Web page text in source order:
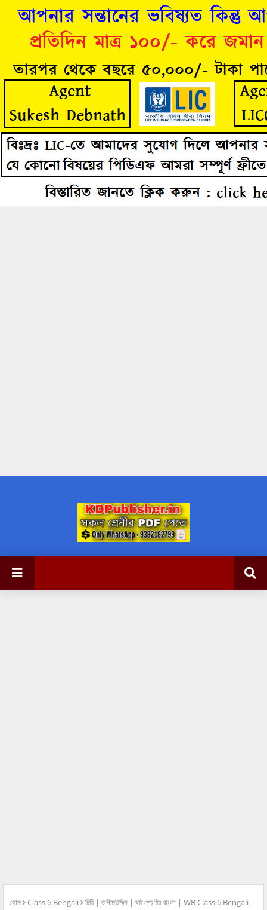
হোম Class 6 Bengali চিঠি | জসীমউদ্দিন | ষষ্ঠ শ্রেণীর বাংলা | WB Class 6 Bengali